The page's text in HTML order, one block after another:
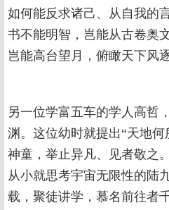
如何能反求诸己、从自我的
书不能明智，岂能从古卷奥
岂能高台望月，俯瞰天下风
另一位学富五车的学人高哲
渊。这位幼时就提出“天地
神童，举止异凡、见者敬之
从小就思考宇宙无限性的陆
载，聚徒讲学，慕名前往者